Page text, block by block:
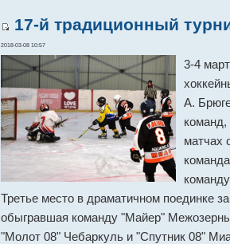
17-й традиционный
2018-03-08 10:57
3-4
А.
команд,
матчах
Третье место в драматичном поединке
обыгравшая команду "Майер"
"Молот 08" Чебаркуль и "Спутник 08"